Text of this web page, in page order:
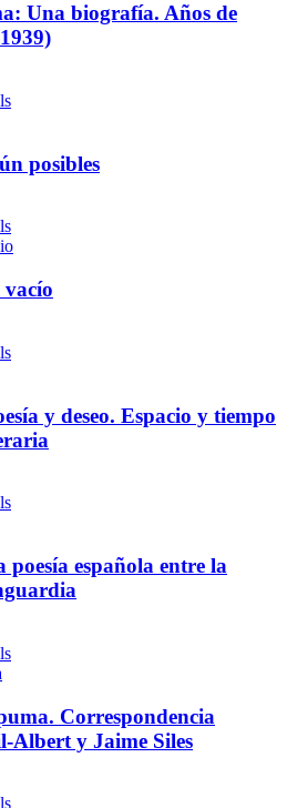
Una biografía. Años de
posibles
vacío
y deseo. Espacio y tiempo
española entre la
Correspondencia
Albert y Jaime Siles